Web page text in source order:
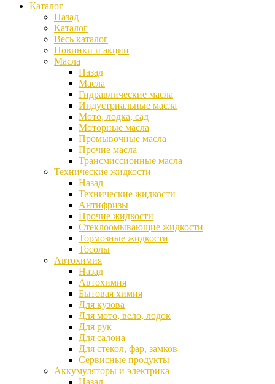
Каталог
Назад
Каталог
Весь каталог
Новинки и акции
Масла
Назад
Масла
Гидравлические масла
Индустриальные масла
Мото, лодка, сад
Моторные масла
Промывочные масла
Прочие масла
Трансмиссионные масла
Технические жидкости
Назад
Технические жидкости
Антифризы
Прочие жидкости
Стеклоомывающие жидкости
Тормозные жидкости
Тосолы
Автохимия
Назад
Автохимия
Бытовая химия
Для кузова
Для мото, вело, лодок
Для рук
Для салона
Для стекол, фар, замков
Сервисные продукты
Аккумуляторы и электрика
Назад